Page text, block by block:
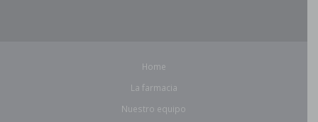
Home
La farmacia
Nuestro equipo